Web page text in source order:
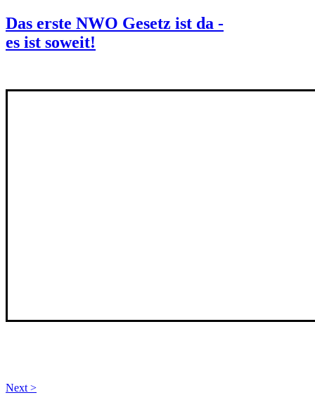
Das erste NWO Gesetz ist da -
es ist soweit!
Next >